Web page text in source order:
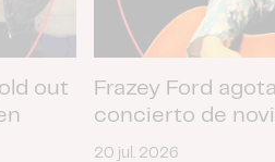
out
Frazey Ford
concierto de
20 jul. 2026